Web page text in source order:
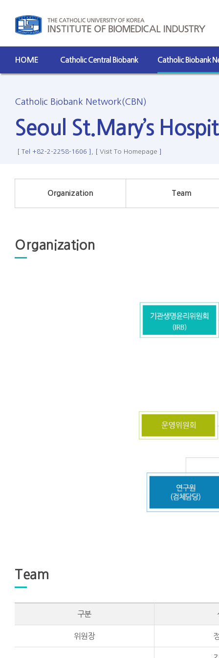
HOME Catholic Central Biobank Catholic Biobank
Catholic Biobank Network(CBN)
Seoul St.Mary’s
[ Tel +82-2-2258-1606 ], [ Visit To Homepage ]
Organization Team
Organization
Team
구분
위원장